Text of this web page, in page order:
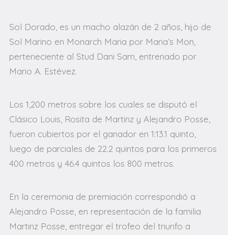
Sol Dorado, es un macho alazán de 2 años, hijo de
Sol Marino en Monarch Maria por Maria’s Mon,
perteneciente al Stud Dani Sam, entrenado por
Mario A. Estévez.
Los 1,200 metros sobre los cuales se disputó el
Clásico Louis, Rosita de Martinz y Alejandro Posse,
fueron cubiertos por el ganador en 1:13.1 quinto,
luego de parciales de 22.2 quintos para los primeros
400 metros y 46.4 quintos los 800 metros.
En la ceremonia de premiación correspondió a
Alejandro Posse, en representación de la familia
Martinz Posse, entregar el trofeo del triunfo a